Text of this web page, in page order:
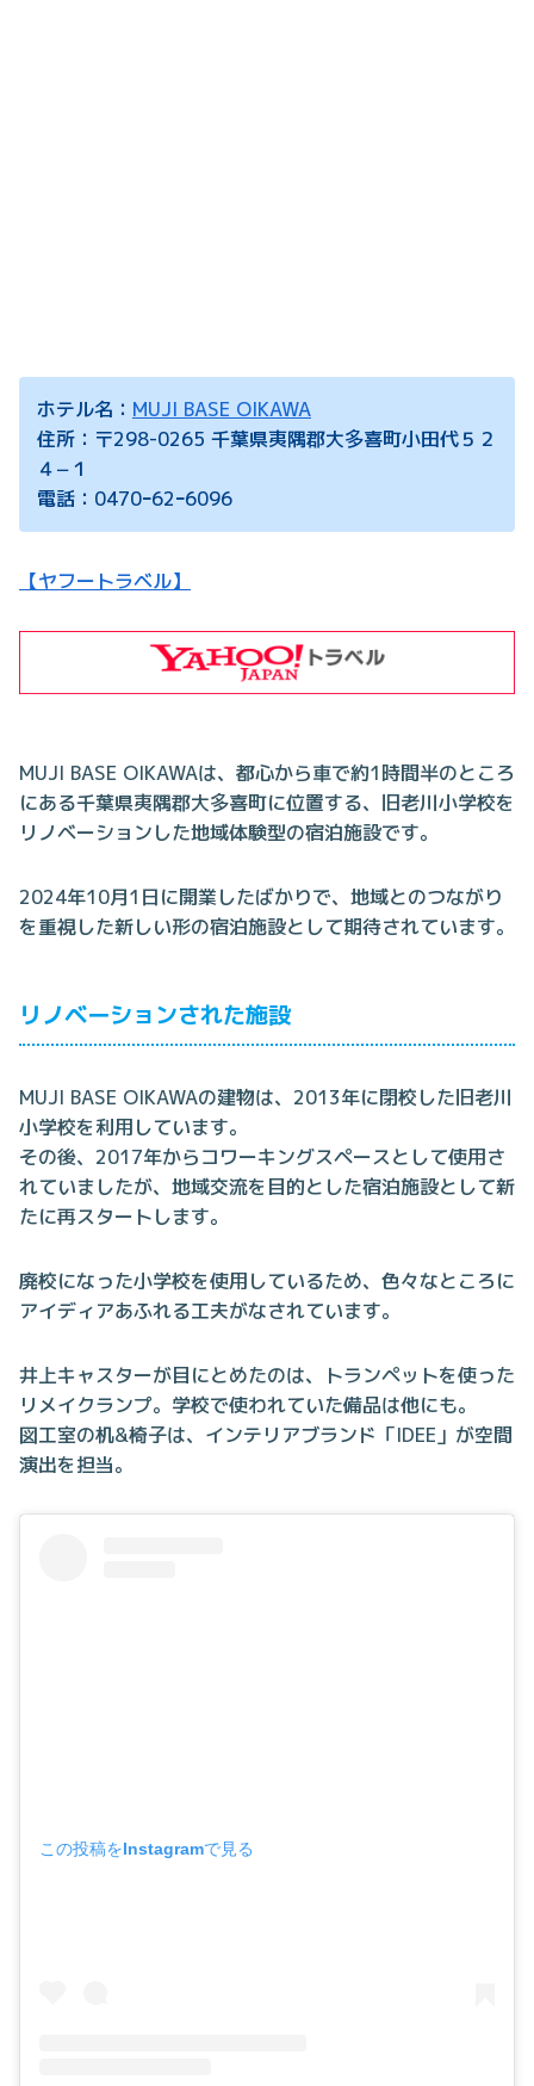
ホテル名： MUJI BASE OIKAWA
住所：〒298-0265 千葉県夷隅郡大多喜町小田代５２
４−１
電話：0470ｰ62ｰ6096
【ヤフートラベル】
MUJI BASE OIKAWAは、都心から車で約1時間半のところ
にある千葉県夷隅郡大多喜町に位置する、旧老川小学校を
リノベーションした地域体験型の宿泊施設です。
2024年10月1日に開業したばかりで、地域とのつながり
を重視した新しい形の宿泊施設として期待されています。
リノベーションされた施設
MUJI BASE OIKAWAの建物は、2013年に閉校した旧老川
小学校を利用しています。
その後、2017年からコワーキングスペースとして使用さ
れていましたが、地域交流を目的とした宿泊施設として新
たに再スタートします。
廃校になった小学校を使用しているため、色々なところに
アイディアあふれる工夫がなされています。
井上キャスターが目にとめたのは、トランペットを使った
リメイクランプ。学校で使われていた備品は他にも。
図工室の机&椅子は、インテリアブランド「IDEE」が空間
演出を担当。
この投稿をInstagramで見る